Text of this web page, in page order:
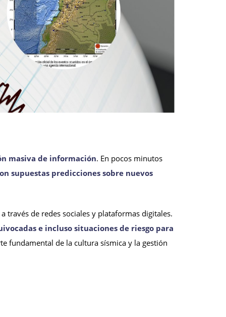
masiva de información. En pocos minutos
supuestas predicciones sobre nuevos
través de redes sociales y plataformas digitales.
e incluso situaciones de riesgo para
fundamental de la cultura sísmica y la gestión